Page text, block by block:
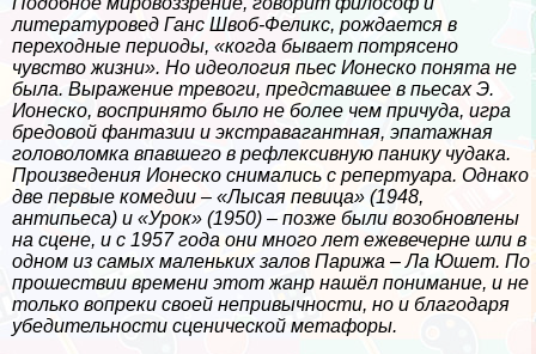
литературовед Ганс Швоб-Феликс, рождается в
переходные периоды, «когда бывает потрясено
чувство жизни». Но идеология пьес Ионеско понята не
была. Выражение тревоги, представшее в пьесах Э.
Ионеско, воспринято было не более чем причуда, игра
бредовой фантазии и экстравагантная, эпатажная
головоломка впавшего в рефлексивную панику чудака.
Произведения Ионеско снимались с репертуара. Однако
две первые комедии – «Лысая певица» (1948,
антипьеса) и «Урок» (1950) – позже были возобновлены
на сцене, и с 1957 года они много лет ежевечерне шли в
одном из самых маленьких залов Парижа – Ла Юшет. По
прошествии времени этот жанр нашёл понимание, и не
только вопреки своей непривычности, но и благодаря
убедительности сценической метафоры.